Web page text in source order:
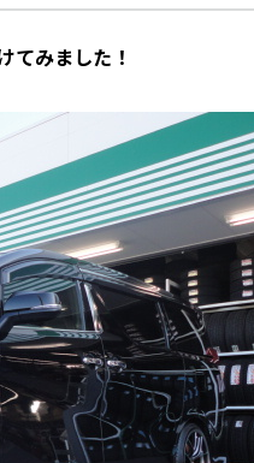
てみました！